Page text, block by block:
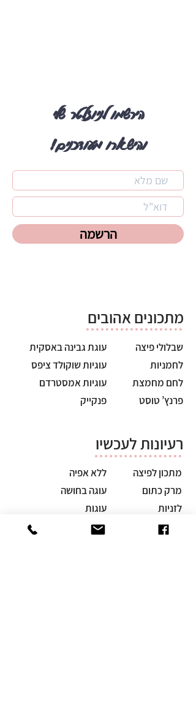
הירשמו לניוזלטר שלי
והישארו מעודכנים!
הרשמה
מתכונים אהובים
עוגת גבינה באסקית
עוגיות שוקולד ציפס
עוגיות אמסטרדם
פנקייק
שבלולי פיצה
לחמניות
לחם מחמצת
פרנץ’ טוסט
רעיונות לעכשיו
ללא אפיה
עוגה בחושה
עוגות
שמרים
מתכון לפיצה
מרק כתום
לזניות
ברד פודינג